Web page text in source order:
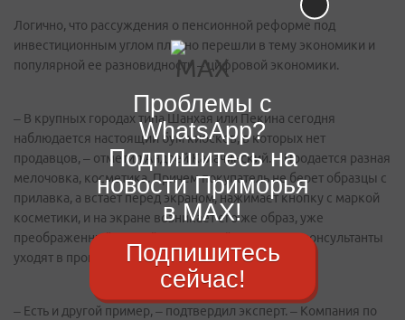
Логично, что рассуждения о пенсионной реформе под
инвестиционным углом плавно перешли в тему экономики и
популярной ее разновидности – цифровой экономики.
– В крупных городах типа Шанхая или Пекина сегодня
наблюдается настоящий бум киосков, в которых нет
продавцов, – отметил Андрей Калачинский. – Продается разная
мелочовка, косметика. Причем покупатель не берет образцы с
прилавка, а встает перед экраном, нажимает кнопку с маркой
косметики, и на экране возникает его же образ, уже
преображенный данной косметикой. Продавцы-консультанты
уходят в прошлое.
– Есть и другой пример, – подтвердил эксперт. – Компания по
Проблемы с
WhatsApp?
Подпишитесь на
новости Приморья
в MAX!
Подпишитесь
сейчас!